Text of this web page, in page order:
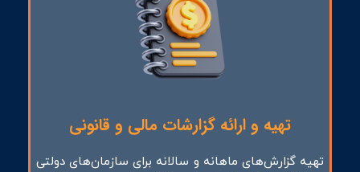
تهیه و ارائه گزارشات مالی و قانونی
تهیه گزارش‌های ماهانه و سالانه برای سازمان‌های دولتی